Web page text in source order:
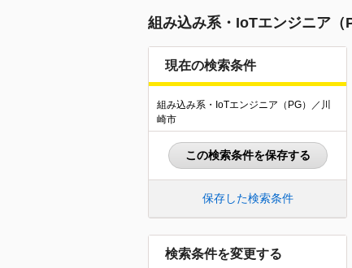
組み込み系・IoTエンジニア
現在の検索条件
組み込み系・IoTエンジニア（PG）／川
崎市
この検索条件を保存する
保存した検索条件
検索条件を変更する